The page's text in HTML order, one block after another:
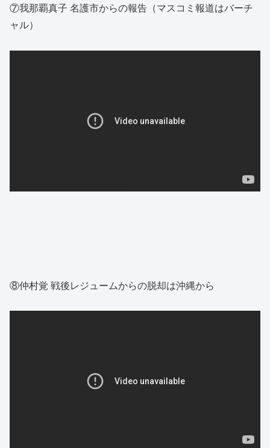
⑦我那覇真子 名護市からの報告（マスコミ報道はバーチ
ャル）
⑧仲村覚 戦後レジュームからの脱却は沖縄から